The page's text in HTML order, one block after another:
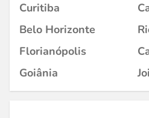
Curitiba
Belo Horizonte
Florianópolis
Goiânia